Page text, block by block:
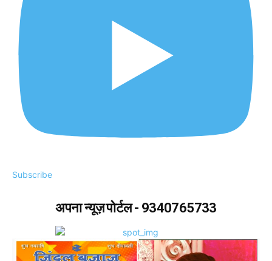
Subscribe
अपना न्यूज़ पोर्टल - 9340765733